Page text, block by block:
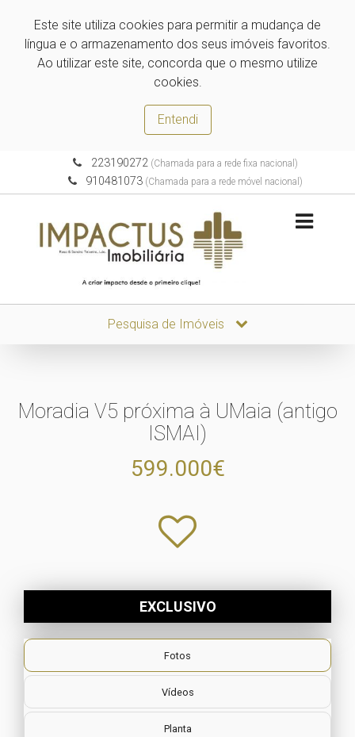
Este site utiliza cookies para permitir a mudança de
língua e o armazenamento dos seus imóveis favoritos.
Ao utilizar este site, concorda que o mesmo utilize
cookies.
Entendi
223190272(Chamada para a rede fixa nacional)
910481073 (Chamada para a rede móvel nacional)
Pesquisa de Imóveis
Moradia V5 próxima à UMaia (antigo
ISMAI)
599.000€
EXCLUSIVO
Fotos
Vídeos
Planta